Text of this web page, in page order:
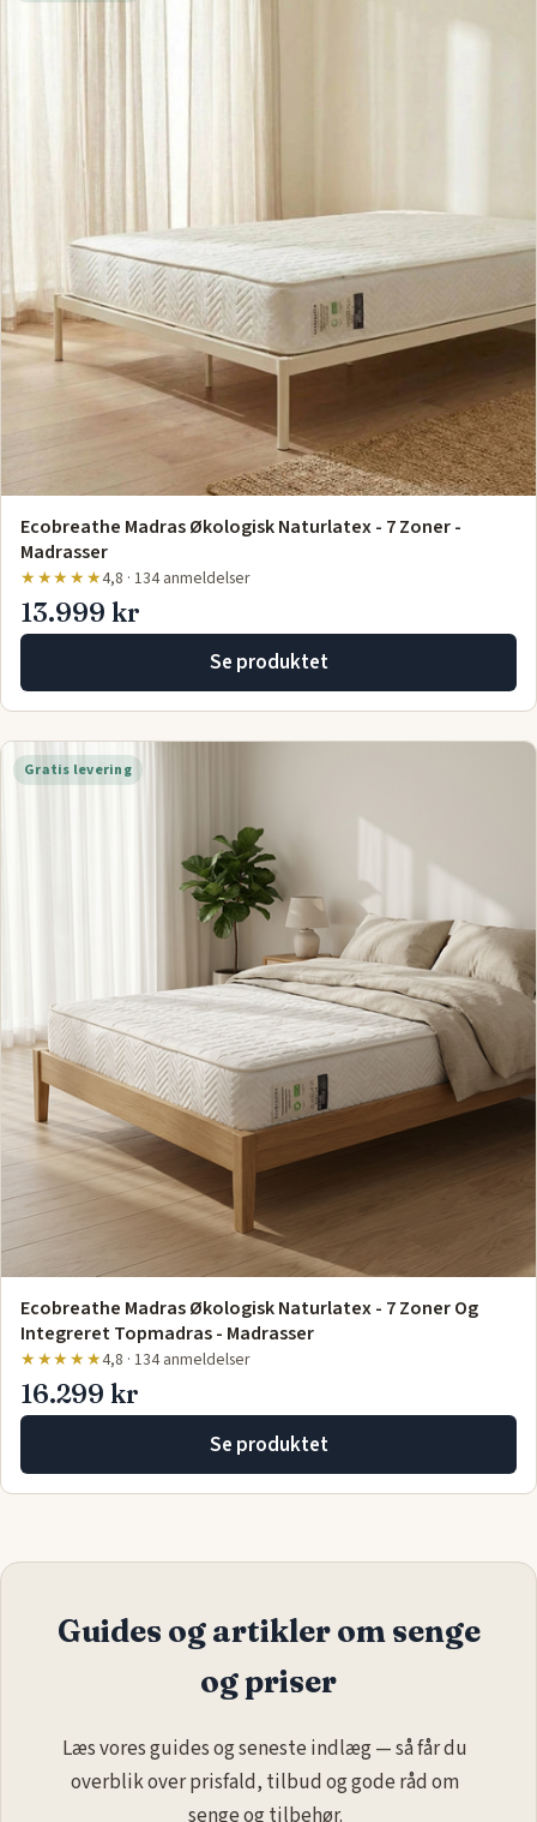
Ecobreathe Madras Økologisk Naturlatex - 7 Zoner -
Madrasser
★★★★★4,8 · 134 anmeldelser
13.999 kr
Se produktet
Gratis levering
Ecobreathe Madras Økologisk Naturlatex - 7 Zoner Og
Integreret Topmadras - Madrasser
★★★★★4,8 · 134 anmeldelser
16.299 kr
Se produktet
Guides og artikler om senge
og priser
Læs vores guides og seneste indlæg — så får du
overblik over prisfald, tilbud og gode råd om